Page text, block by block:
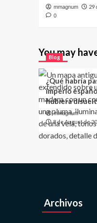
mmagnum 29
0
You may
Blog
¿Qué habría
imperio
hubiera
mmagnum
8 de August de
Archivos